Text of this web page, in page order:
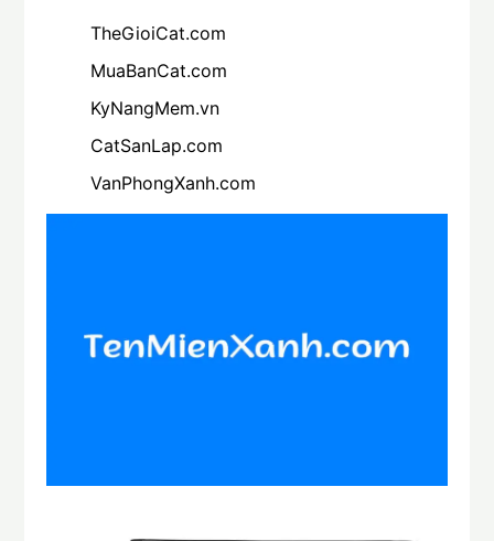
TheGioiCat.com
MuaBanCat.com
KyNangMem.vn
CatSanLap.com
VanPhongXanh.com